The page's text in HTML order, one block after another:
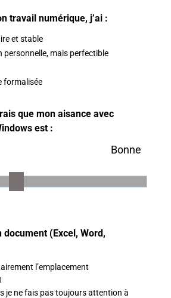
travail numérique, j’ai :
et stable
personnelle, mais perfectible
formalisée
que mon aisance avec
est :
Bonne
document (Excel, Word,
l’emplacement
je ne fais pas toujours attention à